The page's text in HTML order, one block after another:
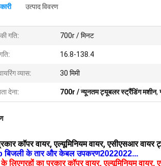
उत्पाद विवरण
गति: 700r / मिनट
16.8-138.4
व्यास: 30 मिमी
देना: 700r / न्यूनतम ट्यूबलर स्ट्रैंडिंग मशीन,
कॉपर वायर, एल्यूमिनियम वायर, एसीएसआर वायर
बिजली के तार और केबल उपकरण2022022...
लिएग्रहों का प्रकार कॉपर वायर, एल्यूमिनियम